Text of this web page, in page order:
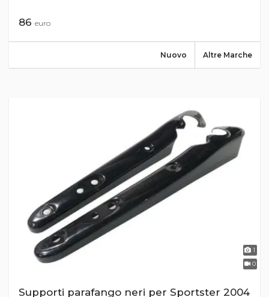
86 euro
Altre Marche
Nuovo
1
0
Supporti parafango neri per Sportster 2004